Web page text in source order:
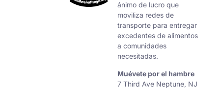
ánimo de lucro que
moviliza redes de
transporte para entregar
excedentes de alimentos
a comunidades
necesitadas.
Muévete por el hambre
7 Third Ave Neptune, NJ